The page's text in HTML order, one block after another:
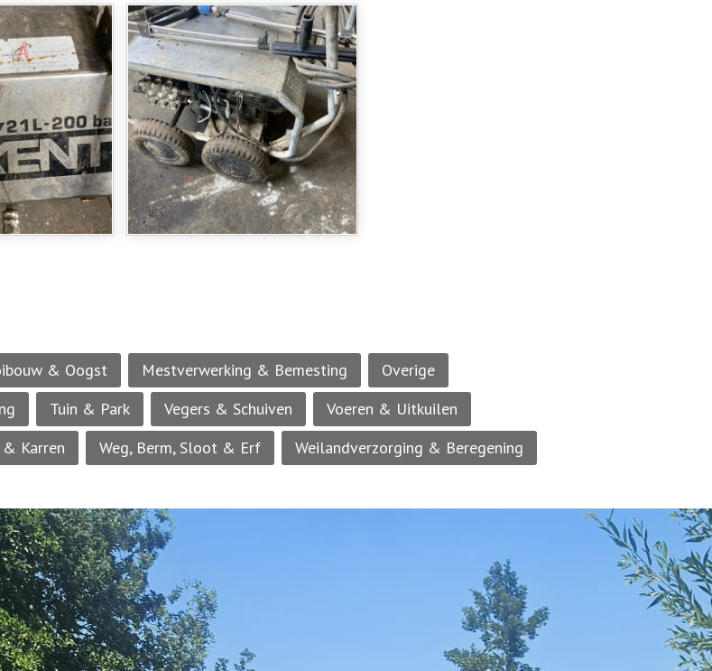
& Oogst Mestverwerking & Bemesting
Overige
Tuin & Park Vegers & Schuiven
Voeren & Uitkuilen
Karren Weg, Berm, Sloot & Erf
Weilandverzorging & Beregening